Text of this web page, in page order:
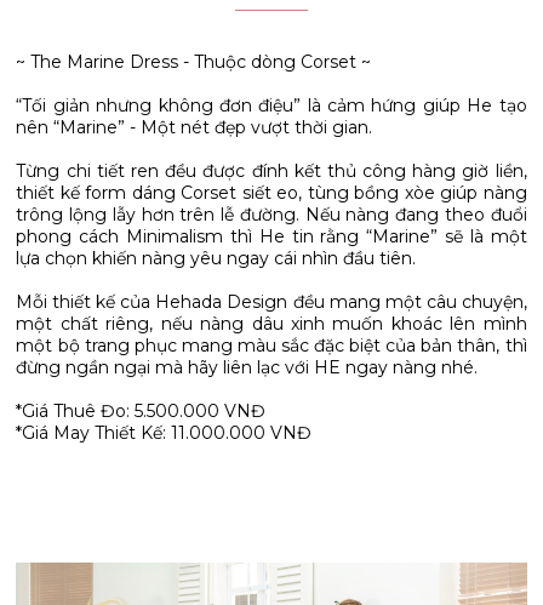
~ The Marine Dress - Thuộc dòng Corset ~
“Tối giản nhưng không đơn điệu” là cảm hứng giúp He tạo
nên “Marine” - Một nét đẹp vượt thời gian.
Từng chi tiết ren đều được đính kết thủ công hàng giờ liền,
thiết kế form dáng Corset siết eo, tùng bồng xòe giúp nàng
trông lộng lẫy hơn trên lễ đường. Nếu nàng đang theo đuổi
phong cách Minimalism thì He tin rằng “Marine” sẽ là một
lựa chọn khiến nàng yêu ngay cái nhìn đầu tiên.
Mỗi thiết kế của Hehada Design đều mang một câu chuyện,
một chất riêng, nếu nàng dâu xinh muốn khoác lên mình
một bộ trang phục mang màu sắc đặc biệt của bản thân, thì
đừng ngần ngại mà hãy liên lạc với HE ngay nàng nhé.
*Giá Thuê Đo: 5.500.000 VNĐ